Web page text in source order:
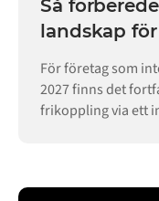
Så
landskap
För företag som
2027 finns det
frikoppling via ett